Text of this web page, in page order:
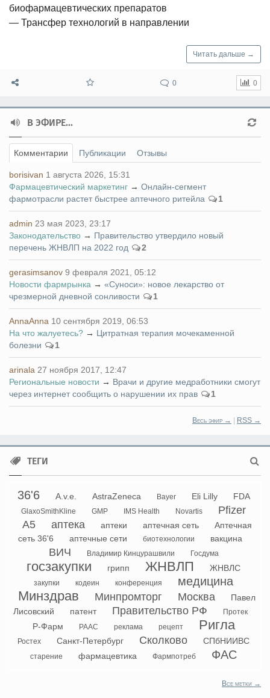
биофармацевтических препаратов
— Трансфер технологий в направлении
Читать дальше →
0 0
В ЭФИРЕ...
Комментарии Публикации Отзывы
borisivan 1 августа 2026, 15:31
Фармацевтический маркетинг → Онлайн-сегмент
фармотрасли растет быстрее аптечного ритейла
1
admin 23 мая 2023, 23:17
Законодательство → Правительство утвердило новый
перечень ЖНВЛП на 2022 год
2
gerasimsanov 9 февраля 2021, 05:12
Новости фармрынка → «Суноси»: новое лекарство от
чрезмерной дневной сонливости
1
AnnaAnna 10 сентября 2019, 06:53
На что жалуетесь? → Цитратная терапия мочекаменной
болезни
1
arinala 27 ноября 2017, 12:47
Региональные новости → Врачи и другие медработники смогут
через интернет сообщить о нарушении их прав
1
Весь эфир → RSS →
ТЕГИ
36'6 A.v.e. AstraZeneca Bayer Eli Lilly FDA
GlaxoSmithKline GMP IMS Health Novartis
Pfizer
А5
аптека аптеки аптечная сеть
Аптечная
сеть 36'6
аптечные сети биотехнологии вакцина
ВИЧ Владимир Кинцурашвили Госдума
госзакупки грипп ЖНВЛП ЖНВЛС
закупки кодеин конференция медицина
Минздрав Минпромторг Москва
Павел
Лисовский
патент Правительство РФ Протек
Р-Фарм РААС реклама рецепт Ригла
Ростех Санкт-Петербург Сколково СПбНИИВС
старение фармацевтика Фармпотреб ФАС
Все метки →